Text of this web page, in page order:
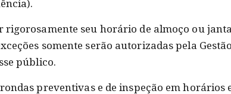
rigorosamente seu horário de almoço ou
somente serão autorizadas pela
público.
preventivas e de inspeção em horários